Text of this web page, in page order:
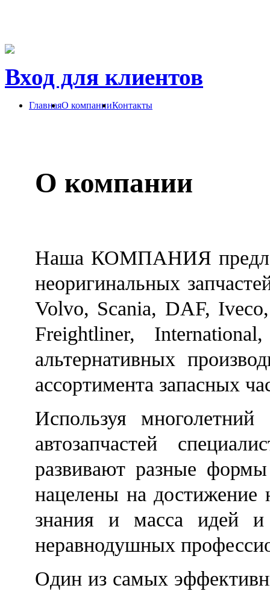
Вход для клиентов
ГлавнаяО компанииКонтакты
О компании
Наша КОМПАНИЯ
неоригинальных
Volvo, Scania, DAF,
Freightliner,
альтернативных
ассортимента запасных
Используя
автозапчастей
развивают разные
нацелены на достижение
знания и масса идей
неравнодушных
Один из самых